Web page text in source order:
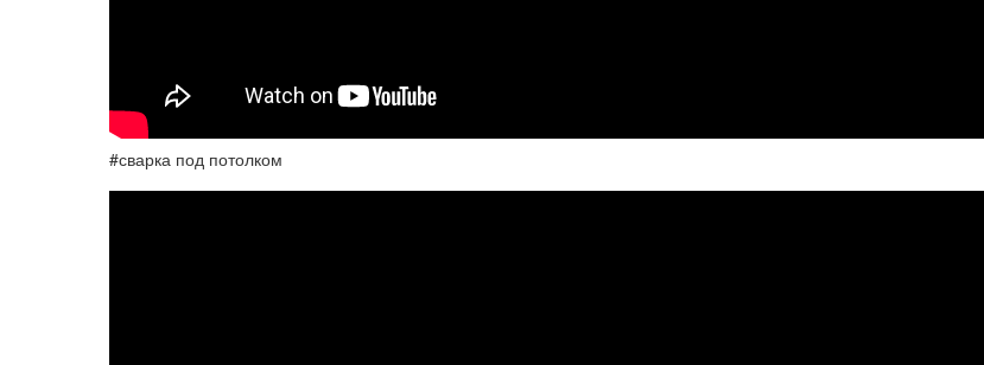
#сварка под потолком